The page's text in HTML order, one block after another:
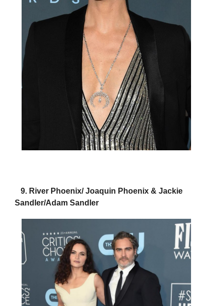
9. River Phoenix/ Joaquin Phoenix & Jackie
Sandler/Adam Sandler